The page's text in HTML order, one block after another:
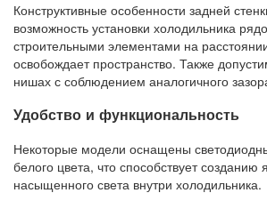
Конструктивные особенности задней
возможность установки холодильника
строительными элементами на
освобождает пространство. Также
нишах с соблюдением аналогичного
Удобство и функциональность
Некоторые модели оснащены
белого цвета, что способствует созданию
насыщенного света внутри холодильника.